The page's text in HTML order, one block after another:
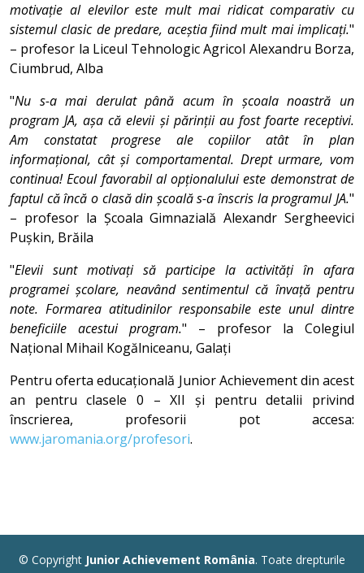
motivație al elevilor este mult mai ridicat comparativ cu
sistemul clasic de predare, aceștia fiind mult mai implicați."
– profesor la Liceul Tehnologic Agricol Alexandru Borza,
Ciumbrud, Alba
"Nu s-a mai derulat până acum în școala noastră un
program JA, așa că elevii și părinții au fost foarte receptivi.
Am constatat progrese ale copiilor atât în plan
informațional, cât și comportamental. Drept urmare, vom
continua! Ecoul favorabil al opționalului este demonstrat de
faptul că încă o clasă din școală s-a înscris la programul JA."
– profesor la Școala Gimnazială Alexandr Sergheevici
Pușkin, Brăila
"Elevii sunt motivați să participe la activități în afara
programei școlare, neavând sentimentul că învață pentru
note. Formarea atitudinilor responsabile este unul dintre
beneficiile acestui program." – profesor la Colegiul
Național Mihail Kogălniceanu, Galați
Pentru oferta educațională Junior Achievement din acest
an pentru clasele 0 – XII și pentru detalii privind
înscrierea, profesorii pot accesa:
www.jaromania.org/profesori.
© Copyright Junior Achievement România. Toate drepturile